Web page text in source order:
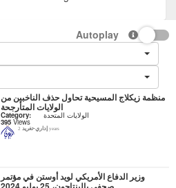
Autoplay
منظمة زيكلاج المسيحية تحاول حذف الناخبين من
الولايات المتأرجحة
Category: الولايات المتحدة
395 Views
إداري-تغريد 2 years
وزير الدفاع الأمريكي لويد أوستن في مؤتمر